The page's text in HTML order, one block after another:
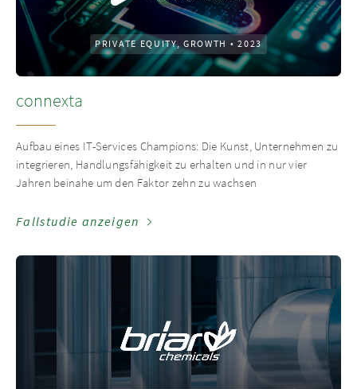
PRIVATE EQUITY, GROWTH • 2023
connexta
Aufbau eines IT-Services Champions: Die Kunst, Unternehmen zu
integrieren, Handlungsfähigkeit zu erhalten und in nur vier
Jahren beinahe um den Faktor zehn zu wachsen
Fallstudie anzeigen